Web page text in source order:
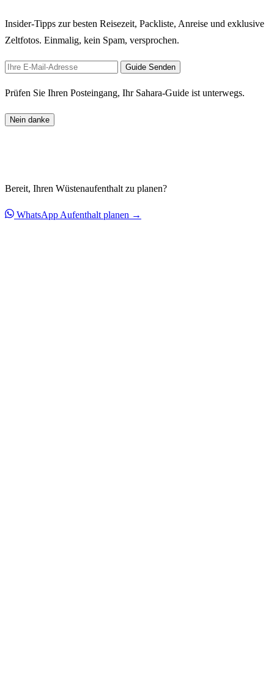
Insider-Tipps zur besten Reisezeit, Packliste, Anreise und exklusive
Zeltfotos. Einmalig, kein Spam, versprochen.
Guide Senden
Prüfen Sie Ihren Posteingang, Ihr Sahara-Guide ist unterwegs.
Nein danke
Bereit, Ihren Wüstenaufenthalt zu planen?
WhatsApp Aufenthalt planen →